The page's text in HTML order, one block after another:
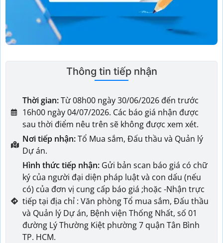
Thông tin tiếp nhận
Thời gian:Từ 08h00 ngày 30/06/2026 đến trước
16h00 ngày 04/07/2026. Các báo giá nhận được
sau thời điểm nêu trên sẽ không được xem xét.
Nơi tiếp nhận:Tổ Mua sắm, Đấu thầu và Quản lý
Dự án.
Hình thức tiếp nhận: Gửi bản scan báo giá có chữ
ký của người đại diện pháp luật và con dấu (nếu
có) của đơn vị cung cấp báo giá ;hoặc -Nhận trực
tiếp tại địa chỉ : Văn phòng Tổ mua sắm, Đấu thầu
và Quản lý Dự án, Bệnh viện Thống Nhất, số 01
đường Lý Thường Kiệt phường 7 quận Tân Bình
TP. HCM.